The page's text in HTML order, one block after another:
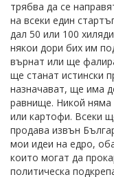
трябва да се
на всеки един
дал 50 или 100
някои дори бих им
върнат или ще
ще станат истински
назначават, ще има
равнище. Никой няма
или картофи. Всеки
продава извън
мои идеи на едро,
които могат да
политическа